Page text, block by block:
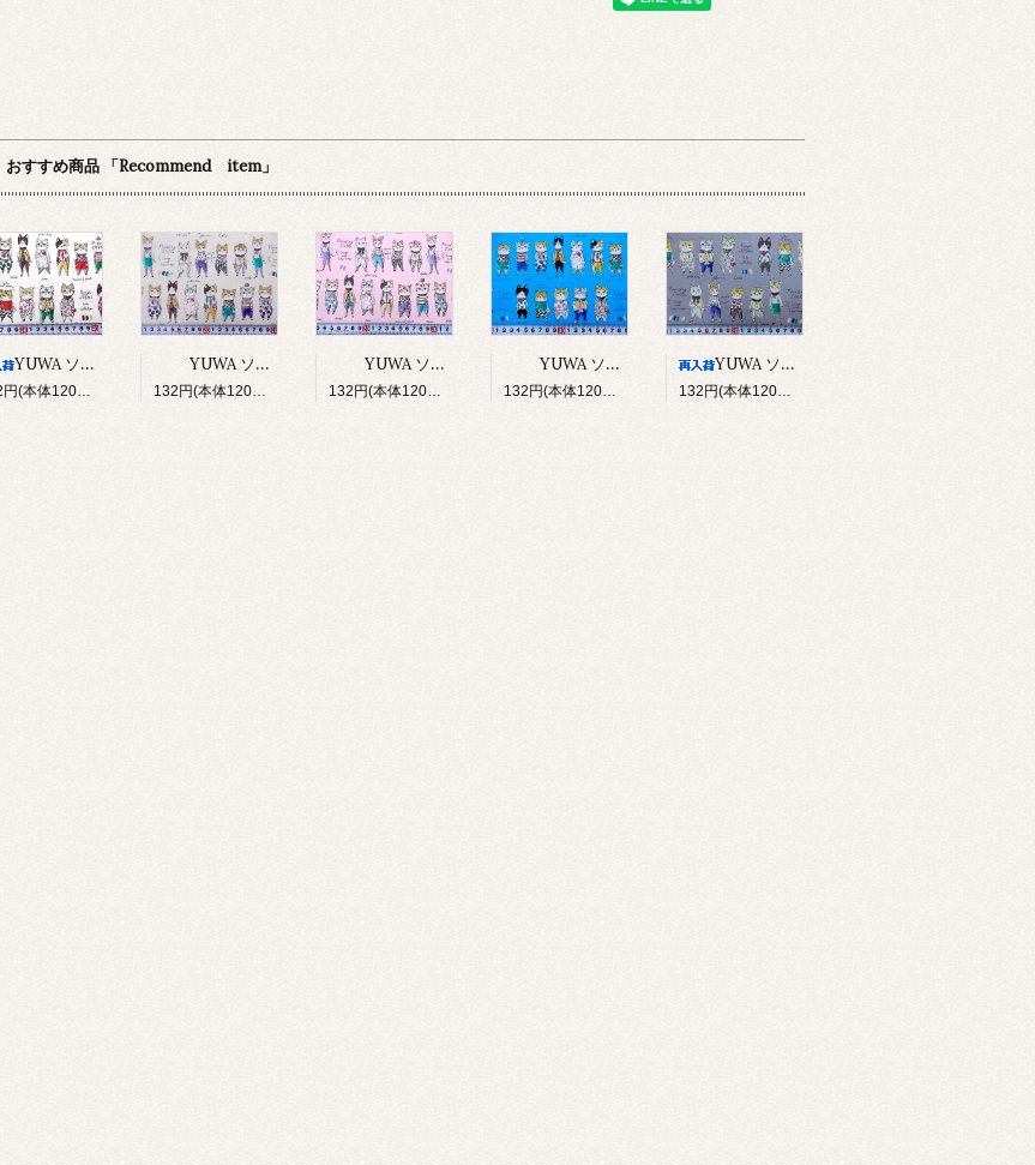
おすすめ商品 「Recommend item」
YUWA ソバカスキッズ Rough sketch（アイボリー）
132円(本体120円、税12円)
YUWA ソバカスキッズ Rough sketch（ライトグレージュ）
132円(本体120円、税12円)
YUWA ソバカスキッズ Rough sketch（ライトピンク）
132円(本体120円、税12円)
YUWA ソバカスキッズ Rough sketch（ブルー）
132円(本体120円、税12円)
YUWA ソバカスキッズ Rough sketch（グレー）
132円(本体120円、税12円)